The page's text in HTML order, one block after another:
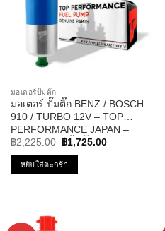
มอเตอร์ปั๊มติ๊ก
มอเตอร์ ปั๊มติ๊ก BENZ / BOSCH
910 / TURBO 12V – TOP
PERFORMANCE JAPAN –
TPFB-302 – ปั้มติ๊ก ในถัง เบนซ์
บอส นอกถัง
฿2,225.00
Original
price
was:
฿2,225.00.
฿1,725.00Current
หยิบใส่ตะกร้า